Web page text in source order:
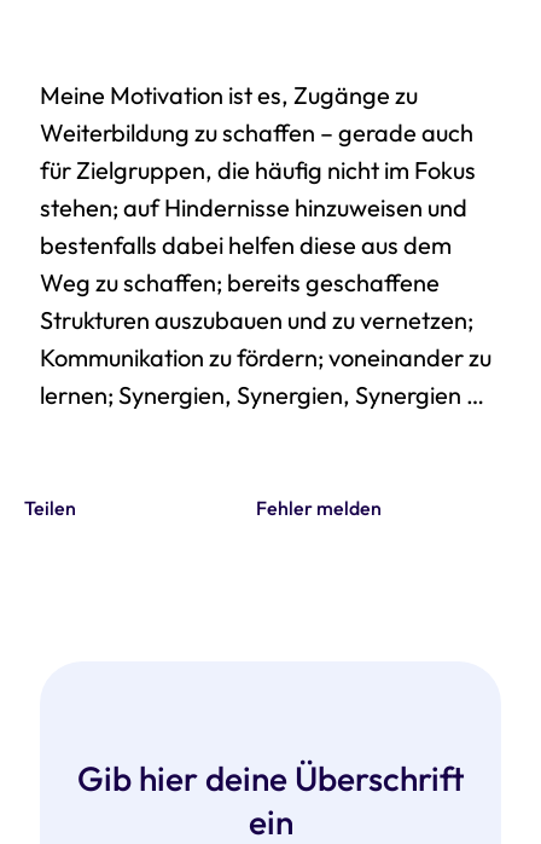
Meine Motivation ist es, Zugänge zu
Weiterbildung zu schaffen – gerade auch
für Zielgruppen, die häufig nicht im Fokus
stehen; auf Hindernisse hinzuweisen und
bestenfalls dabei helfen diese aus dem
Weg zu schaffen; bereits geschaffene
Strukturen auszubauen und zu vernetzen;
Kommunikation zu fördern; voneinander zu
lernen; Synergien, Synergien, Synergien …
Teilen Fehler melden
Gib hier deine Überschrift
ein